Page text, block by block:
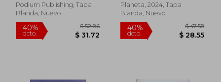
Podium Publishing, Tapa
Blanda, Nuevo
Planeta, 2024, Tapa
Blanda, Nuevo